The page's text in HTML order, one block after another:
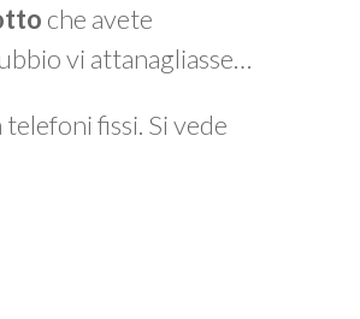
che avete
vi attanagliasse…
fissi. Si vede